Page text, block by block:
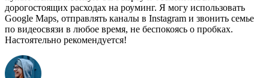
дорогостоящих расходах на роуминг. Я могу использовать
Google Maps, отправлять каналы в Instagram и звонить семье
по видеосвязи в любое время, не беспокоясь о пробках.
Настоятельно рекомендуется!